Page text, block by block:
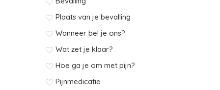
Plaats van je bevalling
Wanneer bel je ons?
Wat zet je klaar?
Hoe ga je om met pijn?
Pijnmedicatie